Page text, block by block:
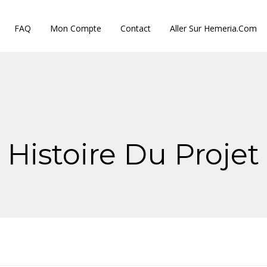
FAQ Mon Compte Contact Aller Sur Hemeria.com
Histoire Du Projet